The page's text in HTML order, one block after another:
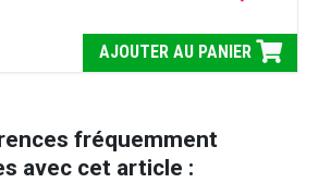
AJOUTER AU PANIER
fréquemment
avec cet article :